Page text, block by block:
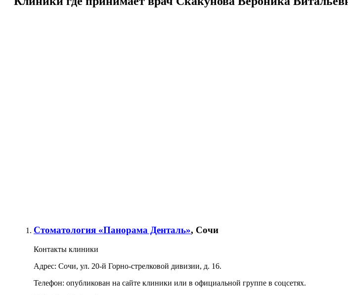
Стоматология «Панорама Денталь», Сочи
Контакты клиники
Адрес: Сочи, ул. 20-й Горно-стрелковой дивизии, д. 16.
Телефон: опубликован на сайте клиники или в официальной группе в соцсетях.